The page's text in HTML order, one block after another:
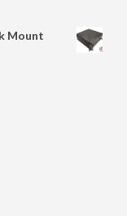
Mount